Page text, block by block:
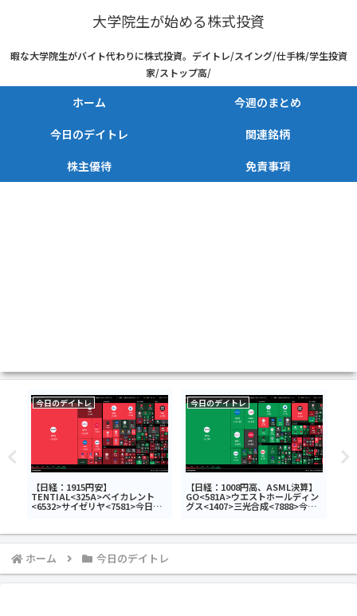
大学院生が始める株式投資
暇な大学院生がバイト代わりに株式投資。デイトレ/スイング/仕手株/学生投資
家/ストップ高/
ホーム
今週のまとめ
今日のデイトレ
関連銘柄
株主優待
免責事項
今日のデイトレ
【日経：1915円安】
TENTIAL<325A>ベイカレント
<6532>サイゼリヤ<7581>今日の
今日のデイトレ
【日経：1008円高、ASML決算】
GO<581A>ウエストホールディン
グス<1407>三光合成<7888>今日
ホーム 今日のデイトレ